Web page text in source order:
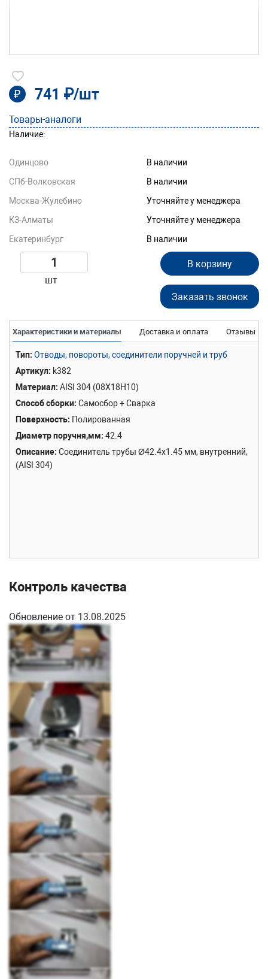
₽ 741 ₽/шт
Товары-аналоги
Наличие:
Одинцово
В наличии
СПб-Волковская
В наличии
Москва-Жулебино
Уточняйте у менеджера
КЗ-Алматы
Уточняйте у менеджера
Екатеринбург
В наличии
шт
В корзину
Заказать звонок
Характеристики и материалы Доставка и оплата Отзывы
Тип Отводы, повороты, соединители поручней и труб
Артикул k382
Материал AISI 304 (08Х18Н10)
Способ сборки Самосбор + Сварка
Поверхность Полированная
Диаметр поручня,мм 42.4
Описание Cоединитель трубы Ø42.4х1.45 мм, внутренний,
(AISI 304)
Контроль качества
Обновление от 13.08.2025